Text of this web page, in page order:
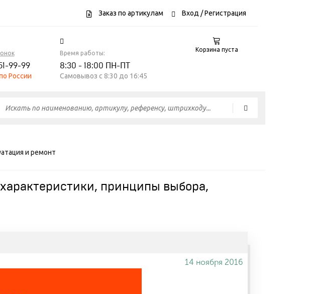
Заказ по артикулам Вход / Регистрация
99-99
России
Время работы:
8:30 - 18:00 ПН-ПТ
Самовывоз c 8:30 до 16:45
Корзина пуста
и ремонт
принципы выбора,
14 ноября 2016